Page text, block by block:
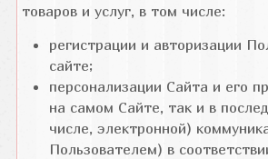
товаров и услуг, в том числе:
регистрации и авторизации
сайте;
персонализации Сайта и его
на самом Сайте, так и в
числе, электронной)
Пользователем) в